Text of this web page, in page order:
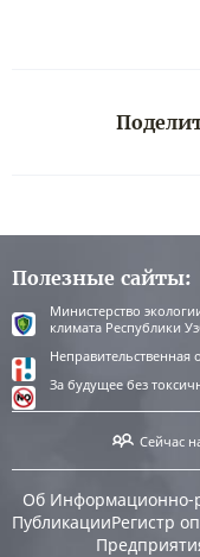
Полезные сайты:
Министерство
климата Республики
Неправительственная
За будущее без
Сейчас
Об Информационно-
ПубликацииРегистр